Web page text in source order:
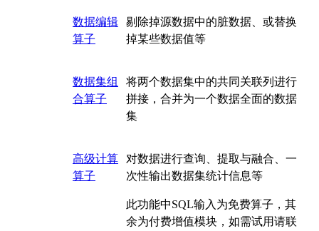
数据编辑
算子
剔除掉源数据中的脏数据、或替换
掉某些数据值等
数据集组
合算子
将两个数据集中的共同关联列进行
拼接，合并为一个数据全面的数据
集
高级计算
算子
对数据进行查询、提取与融合、一
次性输出数据集统计信息等
此功能中SQL输入为免费算子，其
余为付费增值模块，如需试用请联